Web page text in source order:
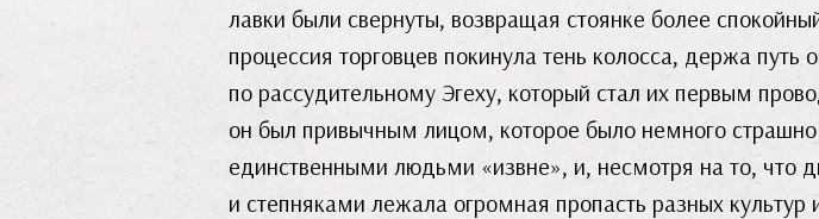
лавки были свернуты, возвращая стоянке более
процессия торговцев покинула тень колосса, держа путь
по рассудительному Эгеху, который стал их первым
он был привычным лицом, которое было немного
единственными людьми «извне», и, несмотря на то,
и степняками лежала огромная пропасть разных культур